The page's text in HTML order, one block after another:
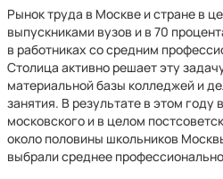
Рынок труда в Москве и стране в
выпускниками вузов и в 70
в работниках со средним
Столица активно решает эту
материальной базы колледжей и
занятия. В результате в этом
московского и в целом
около половины школьников
выбрали среднее